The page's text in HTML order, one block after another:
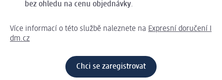
bez ohledu na cenu objednávky.
Více informací o této službě naleznete na Expresní doručení I
dm.cz
Chci se zaregistrovat